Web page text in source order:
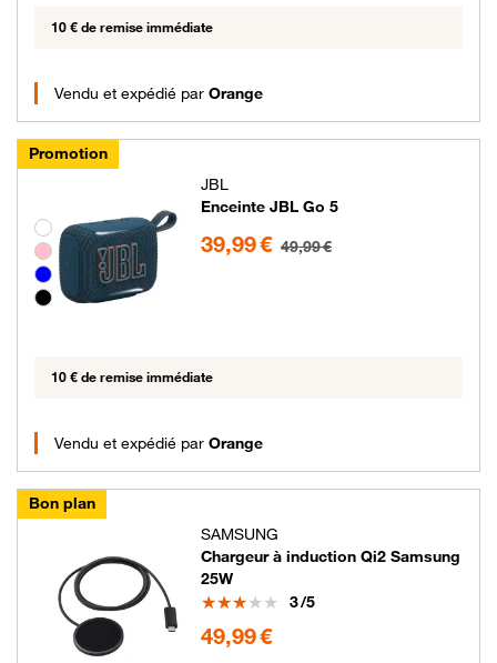
10 € de remise immédiate
Vendu et expédié par Orange
Promotion
Groupe de couleurs disponibles non sélectionnables
JBL
Enceinte JBL Go 5
39,99 € 49,99 €
10 € de remise immédiate
Vendu et expédié par Orange
Bon plan
SAMSUNG
Chargeur à induction Qi2 Samsung
25W
Note
3/5
49,99 €